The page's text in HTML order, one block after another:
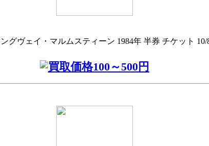
グヴェイ・マルムスティーン 1984年 半券 チケット 10/